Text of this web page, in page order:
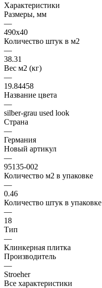
Характеристики
Размеры, мм
—
490x40
Количество штук в м2
—
38.31
Вес м2 (кг)
—
19.84458
Название цвета
—
silber-grau used look
Страна
—
Германия
Новый артикул
—
95135-002
Количество м2 в упаковке
—
0.46
Количество штук в упаковке
—
18
Тип
—
Клинкерная плитка
Производитель
—
Stroeher
Все характеристики